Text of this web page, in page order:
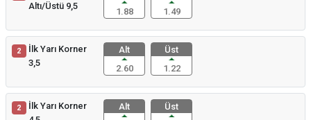
Altı/Üstü 9,5
1.88
1.49
2
İlk Yarı Korner
3,5
Alt
2.60
Üst
1.22
2
İlk Yarı Korner
Alt
Üst